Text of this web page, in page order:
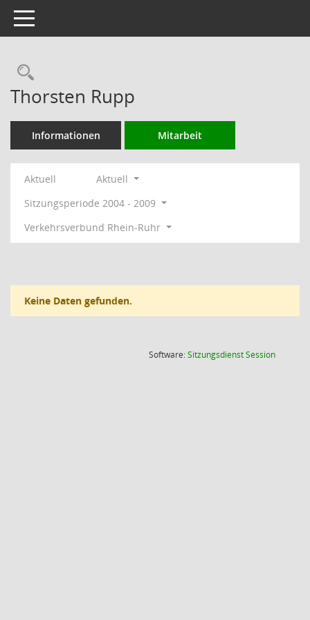
Toggle navigation
Rechercheauswahl
Thorsten Rupp
Informationen Mitarbeit
Aktuell
Aktuell
Sitzungsperiode 2004 - 2009
Verkehrsverbund Rhein-Ruhr
Keine Daten gefunden.
Software:SitzungsdienstSession(Wird in